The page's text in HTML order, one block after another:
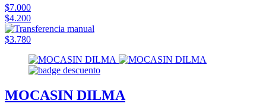
$7.000
$4.200
$3.780
MOCASIN DILMA